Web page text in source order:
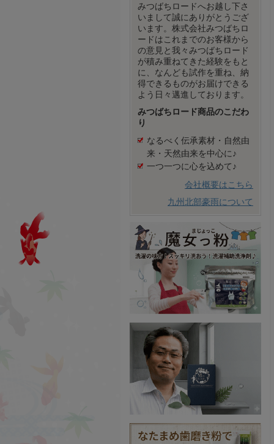
みつばちロードへお越し下さ
いまして誠にありがとうござ
います。株式会社みつばちロ
ードはこれまでのお客様から
の意見と我々みつばちロード
が積み重ねてきた経験をもと
に、なんども試作を重ね、納
得できるものがお届けできる
よう日々邁進しております。
みつばちロード商品のこだわ
り
なるべく伝承素材・自然由
来・天然由来を中心に♪
一つ一つに心を込めて♪
会社概要はこちら
九州北部豪雨について